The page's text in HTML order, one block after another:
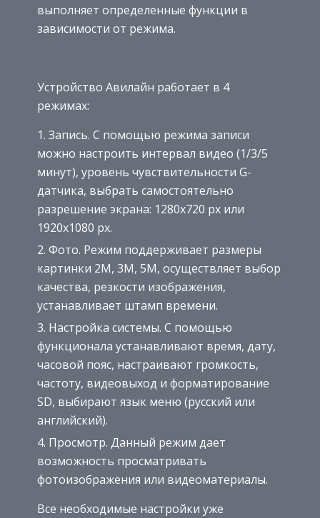
выполняет определенные функции в
зависимости от режима.
Устройство Авилайн работает в 4
режимах:
Запись. С помощью режима записи
можно настроить интервал видео (1/3/5
минут), уровень чувствительности G-
датчика, выбрать самостоятельно
разрешение экрана: 1280х720 px или
1920х1080 px.
Фото. Режим поддерживает размеры
картинки 2М, 3М, 5М, осуществляет выбор
качества, резкости изображения,
устанавливает штамп времени.
Настройка системы. С помощью
функционала устанавливают время, дату,
часовой пояс, настраивают громкость,
частоту, видеовыход и форматирование
SD, выбирают язык меню (русский или
английский).
Просмотр. Данный режим дает
возможность просматривать
фотоизображения или видеоматериалы.
Все необходимые настройки уже